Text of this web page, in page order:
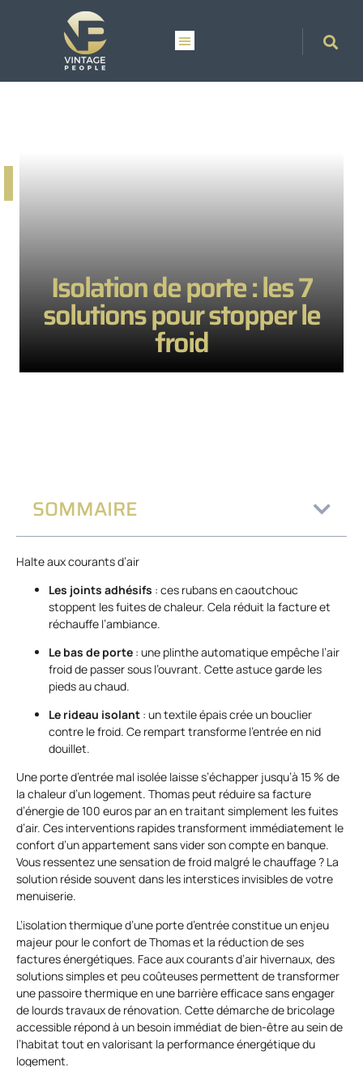
Isolation de porte : les 7
solutions pour stopper le
froid
SOMMAIRE
Halte aux courants d’air
Les joints adhésifs : ces rubans en caoutchouc
stoppent les fuites de chaleur. Cela réduit la facture et
réchauffe l’ambiance.
Le bas de porte : une plinthe automatique empêche l’air
froid de passer sous l’ouvrant. Cette astuce garde les
pieds au chaud.
Le rideau isolant : un textile épais crée un bouclier
contre le froid. Ce rempart transforme l’entrée en nid
douillet.
Une porte d’entrée mal isolée laisse s’échapper jusqu’à 15 % de
la chaleur d’un logement. Thomas peut réduire sa facture
d’énergie de 100 euros par an en traitant simplement les fuites
d’air. Ces interventions rapides transforment immédiatement le
confort d’un appartement sans vider son compte en banque.
Vous ressentez une sensation de froid malgré le chauffage ? La
solution réside souvent dans les interstices invisibles de votre
menuiserie.
L’isolation thermique d’une porte d’entrée constitue un enjeu
majeur pour le confort de Thomas et la réduction de ses
factures énergétiques. Face aux courants d’air hivernaux, des
solutions simples et peu coûteuses permettent de transformer
une passoire thermique en une barrière efficace sans engager
de lourds travaux de rénovation. Cette démarche de bricolage
accessible répond à un besoin immédiat de bien-être au sein de
l’habitat tout en valorisant la performance énergétique du
logement.